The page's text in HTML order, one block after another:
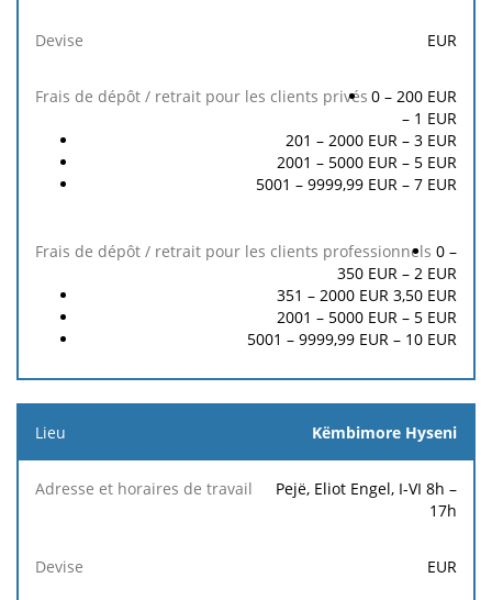
horaires
travail
les
EUR
0 – 200 EUR
– 1 EUR
201 – 2000 EUR – 3 EUR
2001 – 5000 EUR – 5 EUR
5001 – 9999,99 EUR – 7 EUR
0 –
350 EUR – 2 EUR
351 – 2000 EUR 3,50 EUR
2001 – 5000 EUR – 5 EUR
5001 – 9999,99 EUR – 10 EUR
Këmbimore Hyseni
Pejë, Eliot Engel, I-VI 8h –
17h
EUR